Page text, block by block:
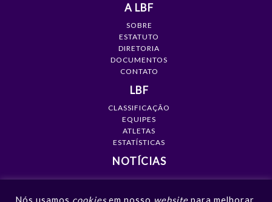
A LBF
SOBRE
ESTATUTO
DIRETORIA
DOCUMENTOS
CONTATO
LBF
CLASSIFICAÇÃO
EQUIPES
ATLETAS
ESTATÍSTICAS
NOTÍCIAS
Nós usamos cookies em nosso website para melhorar